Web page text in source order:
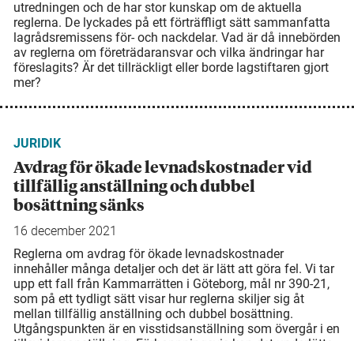
utredningen och de har stor kunskap om de aktuella
reglerna. De lyckades på ett förträffligt sätt sammanfatta
lagrådsremissens för- och nackdelar. Vad är då innebörden
av reglerna om företrädaransvar och vilka ändringar har
föreslagits? Är det tillräckligt eller borde lagstiftaren gjort
mer?
JURIDIK
Avdrag för ökade levnads­kostnader vid
tillfällig anställning och dubbel
bosättning sänks
16 december 2021
Reglerna om avdrag för ökade levnadskostnader
innehåller många detaljer och det är lätt att göra fel. Vi tar
upp ett fall från Kammarrätten i Göteborg, mål nr 390-21,
som på ett tydligt sätt visar hur reglerna skiljer sig åt
mellan tillfällig anställning och dubbel bo­sättning.
Utgångspunkten är en visstidsanställning som övergår i en